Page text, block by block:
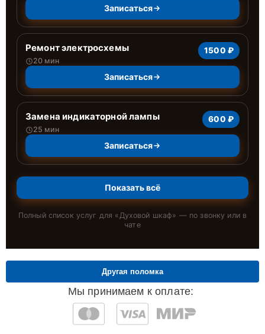
Записаться
Ремонт электросхемы
20 мин
1500 ₽
Записаться
Замена индикаторной лампы
25 мин
600 ₽
Записаться
Показать всё
Полный список услуг для «Духовой шкаф» — по звонку или в
чате
Мы принимаем к оплате:
Другая поломка